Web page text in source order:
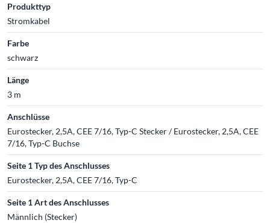
Produkttyp
Stromkabel
Farbe
schwarz
Länge
3 m
Anschlüsse
Eurostecker, 2,5A, CEE 7/16, Typ-C Stecker / Eurostecker, 2,5A, CEE
7/16, Typ-C Buchse
Seite 1 Typ des Anschlusses
Eurostecker, 2,5A, CEE 7/16, Typ-C
Seite 1 Art des Anschlusses
Männlich (Stecker)